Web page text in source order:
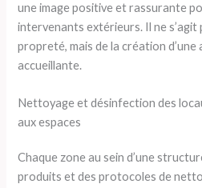
une image positive et rassurante
intervenants extérieurs. Il ne s’agit
propreté, mais de la création
accueillante.
Nettoyage et désinfection des
aux espaces
Chaque zone au sein d’une
produits et des protocoles de